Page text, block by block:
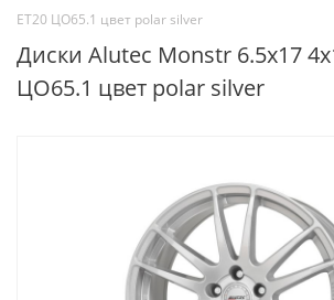
ET20 ЦО65.1 цвет polar silver
Диски Alutec Monstr 6.5x17
ЦО65.1 цвет polar silver